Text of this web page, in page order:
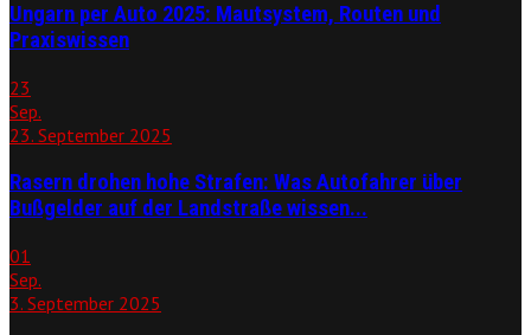
Ungarn per Auto 2025: Mautsystem, Routen und
Praxiswissen
23
Sep.
23. September 2025
Rasern drohen hohe Strafen: Was Autofahrer über
Bußgelder auf der Landstraße wissen...
01
Sep.
3. September 2025